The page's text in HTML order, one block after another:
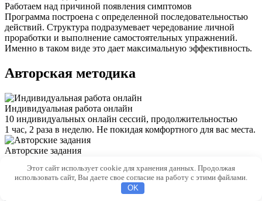
Работаем над причиной появления симптомов
Программа построена с определенной последовательностью
действий. Структура подразумевает чередование личной
проработки и выполнение самостоятельных упражнений.
Именно в таком виде это дает максимальную эффективность.
Авторская методика
Индивидуальная работа онлайн
10 индивидуальных онлайн сессий, продолжительностью
1 час, 2 раза в неделю. Не покидая комфортного для вас места.
Авторские задания
задания, разработанные по уникальной методике автора.
Задания включают в себя 6 упражнений, которые сможет
Этот сайт использует cookie для хранения данных. Продолжая
использовать сайт, Вы даете свое согласие на работу с этими файлами.
OK